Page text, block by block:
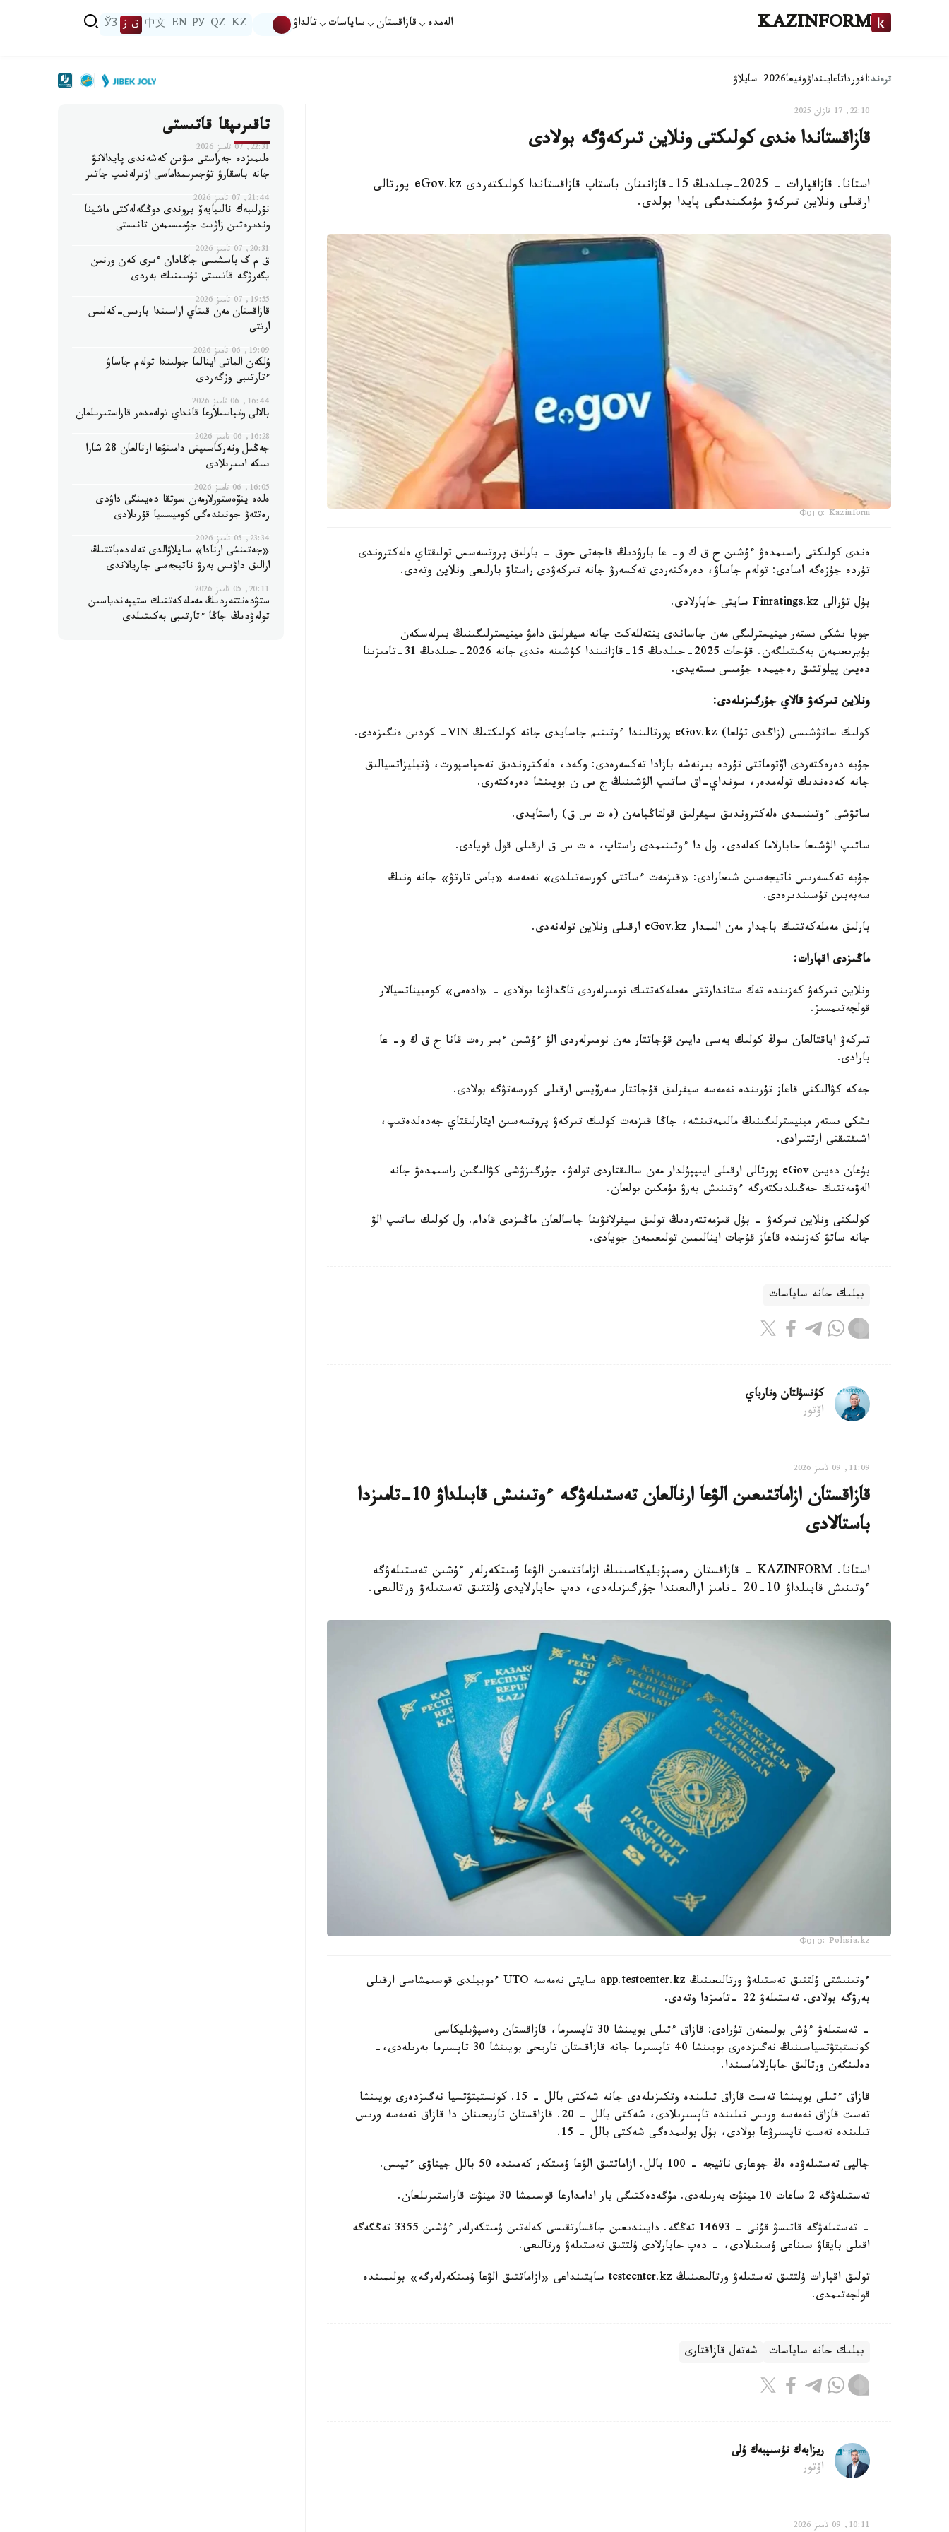
KAZINFORM الەمدە قازاقستان ساياسات تالداۋ KZ
QZ
РУ
EN
中文 ق ز ЎЗ
ترەند:اقورداتاعايىنداۋوقيعا2026-سايلاۋ
22:10, 17 قازان 2025
قازاقستاندا ەندى كولىكتى ونلاين تىركەۋگە بولادى
استانا. قازاقپارات - 2025-جىلدىڭ 15-قازانىنان باستاپ قازاقستاندا كولىكتەردى eGov.kz پورتالى
ارقىلى ونلاين تىركەۋ مۇمكىندىگى پايدا بولدى.
Фото: Kazinform
ەندى كولىكتى راسىمدەۋ ءۇشىن ح ق ك و- عا بارۋدىڭ قاجەتى جوق - بارلىق پروتسەسس تولىقتاي ەلەكتروندى
تۇردە جۇزەگە اسادى: تولەم جاساۋ، دەرەكتەردى تەكسەرۋ جانە تىركەۋدى راستاۋ بارلىعى ونلاين وتەدى.
بۇل تۋرالى Finratings.kz سايتى حابارلادى.
جوبا ىشكى ىستەر مينيسترلىگى مەن جاساندى ينتەللەكت جانە سيفرلىق دامۋ مينيسترلىگىنىڭ بىرلەسكەن
بۇيرىعىمەن بەكىتىلگەن. قۇجات 2025-جىلدىڭ 15-قازانىندا كۇشىنە ەندى جانە 2026-جىلدىڭ 31-تامىزىنا
دەيىن پيلوتتىق رەجيمدە جۇمىس ىستەيدى.
ونلاين تىركەۋ قالاي جۇرگىزىلەدى:
كولىك ساتۋشىسى (زاڭدى تۇلعا) eGov.kz پورتالىندا ءوتىنىم جاسايدى جانە كولىكتىڭ VIN- كودىن ەنگىزەدى.
جۇيە دەرەكتەردى اۆتوماتتى تۇردە بىرنەشە بازادا تەكسەرەدى: وكەد، ەلەكتروندىق تەحپاسپورت، ۋتيليزاتسيالىق
جانە كەدەندىك تولەمدەر، سونداي-اق ساتىپ الۋشىنىڭ ج س ن بويىنشا دەرەكتەرى.
ساتۋشى ءوتىنىمدى ەلەكتروندىق سيفرلىق قولتاڭبامەن (ە ت س ق) راستايدى.
ساتىپ الۋشىعا حابارلاما كەلەدى، ول دا ءوتىنىمدى راستاپ، ە ت س ق ارقىلى قول قويادى.
جۇيە تەكسەرىس ناتيجەسىن شىعارادى: «قىزمەت ءساتتى كورسەتىلدى» نەمەسە «باس تارتۋ» جانە ونىڭ
سەبەبىن تۇسىندىرەدى.
بارلىق مەملەكەتتىك باجدار مەن الىمدار eGov.kz ارقىلى ونلاين تولەنەدى.
ماڭىزدى اقپارات:
ونلاين تىركەۋ كەزىندە تەك ستاندارتتى مەملەكەتتىك نومىرلەردى تاڭداۋعا بولادى - «ادەمى» كومبيناتسيالار
قولجەتىمسىز.
تىركەۋ اياقتالعان سوڭ كولىك يەسى دايىن قۇجاتتار مەن نومىرلەردى الۋ ءۇشىن ءبىر رەت قانا ح ق ك و- عا
بارادى.
جەكە كۋالىكتى قاعاز تۇرىندە نەمەسە سيفرلىق قۇجاتتار سەرۆيسى ارقىلى كورسەتۋگە بولادى.
ىشكى ىستەر مينيسترلىگىنىڭ مالىمەتىنشە، جاڭا قىزمەت كولىك تىركەۋ پروتسەسىن ايتارلىقتاي جەدەلدەتىپ،
اشىقتىقتى ارتتىرادى.
بۇعان دەيىن eGov پورتالى ارقىلى ايىپپۇلدار مەن سالىقتاردى تولەۋ، جۇرگىزۋشى كۋالىگىن راسىمدەۋ جانە
الەۋمەتتىك جەڭىلدىكتەرگە ءوتىنىش بەرۋ مۇمكىن بولعان.
كولىكتى ونلاين تىركەۋ - بۇل قىزمەتتەردىڭ تولىق سيفرلانۋىنا جاسالعان ماڭىزدى قادام. ول كولىك ساتىپ الۋ
جانە ساتۋ كەزىندە قاعاز قۇجات اينالىمىن تولىعىمەن جويادى.
بيلىك جانە ساياسات
كۇنسۇلتان وتارباي
اۆتور
11:09, 09 تامىز 2026
قازاقستان ازاماتتىعىن الۋعا ارنالعان تەستىلەۋگە ءوتىنىش قابىلداۋ 10-تامىزدا
باستالادى
استانا. KAZINFORM - قازاقستان رەسپۋبليكاسىنىڭ ازاماتتىعىن الۋعا ۇمىتكەرلەر ءۇشىن تەستىلەۋگە
ءوتىنىش قابىلداۋ 10-20 -تامىز ارالىعىندا جۇرگىزىلەدى، دەپ حابارلايدى ۇلتتىق تەستىلەۋ ورتالىعى.
Фото: Polisia.kz
ءوتىنىشتى ۇلتتىق تەستىلەۋ ورتالىعىنىڭ app.testcenter.kz سايتى نەمەسە UTO ءموبيلدى قوسىمشاسى ارقىلى
بەرۋگە بولادى. تەستىلەۋ 22 -تامىزدا وتەدى.
- تەستىلەۋ ءۇش بولىمنەن تۇرادى: قازاق ءتىلى بويىنشا 30 تاپسىرما، قازاقستان رەسپۋبليكاسى
كونستيتۋتسياسىنىڭ نەگىزدەرى بويىنشا 40 تاپسىرما جانە قازاقستان تاريحى بويىنشا 30 تاپسىرما بەرىلەدى،-
دەلىنگەن ورتالىق حابارلاماسىندا.
قازاق ءتىلى بويىنشا تەست قازاق تىلىندە وتكىزىلەدى جانە شەكتى بالل - 15. كونستيتۋتسيا نەگىزدەرى بويىنشا
تەست قازاق نەمەسە ورىس تىلىندە تاپسىرىلادى، شەكتى بالل - 20. قازاقستان تاريحىنان دا قازاق نەمەسە ورىس
تىلىندە تەست تاپسىرۋعا بولادى، بۇل بولىمدەگى شەكتى بالل - 15.
جالپى تەستىلەۋدە ەڭ جوعارى ناتيجە - 100 بالل. ازاماتتىق الۋعا ۇمىتكەر كەمىندە 50 بالل جيناۋى ءتيىس.
تەستىلەۋگە 2 ساعات 10 مينۋت بەرىلەدى. مۇگەدەكتىگى بار ادامدارعا قوسىمشا 30 مينۋت قاراستىرىلعان.
- تەستىلەۋگە قاتىسۋ قۇنى - 14693 تەڭگە. دايىندىعىن جاقسارتقىسى كەلەتىن ۇمىتكەرلەر ءۇشىن 3355 تەڭگەگە
اقىلى بايقاۋ سىناعى ۇسىنىلادى، - دەپ حابارلادى ۇلتتىق تەستىلەۋ ورتالىعى.
تولىق اقپارات ۇلتتىق تەستىلەۋ ورتالىعىنىڭ testcenter.kz سايتىنداعى «ازاماتتىق الۋعا ۇمىتكەرلەرگە» بولىمىندە
قولجەتىمدى.
بيلىك جانە ساياسات شەتەل قازاقتارى
ريزابەك نۇسىپبەك ۇلى
اۆتور
10:11, 09 تامىز 2026
تاقىرىپقا قاتىستى
22:31, 07 تامىز 2026
ەلىمىزدە جەراستى سۋىن كەشەندى پايدالانۋ
جانە باسقارۋ تۇجىرىمداماسى ازىرلەنىپ جاتىر
21:44, 07 تامىز 2026
نۇرلىبەك نالىبايەۆ بروندى دوڭگەلەكتى ماشينا
وندىرەتىن زاۋىت جۇمىسىمەن تانىستى
20:31, 07 تامىز 2026
ق م گ باسشىسى جاڭادان ءىرى كەن ورنىن
يگەرۋگە قاتىستى تۇسىنىك بەردى
19:55, 07 تامىز 2026
قازاقستان مەن قىتاي اراسىندا بارىس-كەلىس
ارتتى
19:09, 06 تامىز 2026
ۇلكەن الماتى اينالما جولىندا تولەم جاساۋ
ءتارتىبى وزگەردى
16:44, 06 تامىز 2026
بالالى وتباسىلارعا قانداي تولەمدەر قاراستىرىلعان
16:28, 06 تامىز 2026
جەڭىل ونەركاسىپتى دامىتۋعا ارنالعان 28 شارا
ىسكە اسىرىلادى
16:05, 06 تامىز 2026
ەلدە ينۆەستورلارمەن سوتقا دەيىنگى داۋدى
رەتتەۋ جونىندەگى كوميسسيا قۇرىلادى
23:34, 05 تامىز 2026
«جەتىنشى ارنادا» سايلاۋالدى تەلەدەباتتىڭ
ارالىق داۋىس بەرۋ ناتيجەسى جاريالاندى
20:11, 05 تامىز 2026
ستۋدەنتتەردىڭ مەملەكەتتىك ستيپەندياسىن
تولەۋدىڭ جاڭا ءتارتىبى بەكىتىلدى